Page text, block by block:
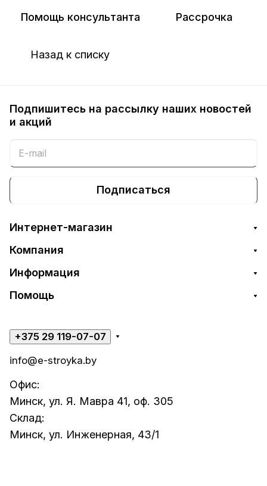
Помощь консультанта Рассрочка
Назад к списку
Подпишитесь на рассылку наших новостей
и акций
Подписаться
Интернет-магазин
Компания
Информация
Помощь
+375 29 119-07-07
info@e-stroyka.by
Офис:
Минск, ул. Я. Мавра 41, оф. 305
Склад:
Минск, ул. Инженерная, 43/1